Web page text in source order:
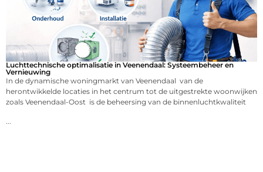
Luchttechnische optimalisatie in Veenendaal: Systeembeheer en
Vernieuwing
In de dynamische woningmarkt van Veenendaal van de
herontwikkelde locaties in het centrum tot de uitgestrekte woonwijken
zoals Veenendaal-Oost is de beheersing van de binnenluchtkwaliteit